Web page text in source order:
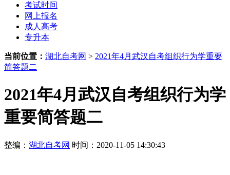
考试时间
网上报名
成人高考
专升本
当前位置： 湖北自考网 > 2021年4月武汉自考组织行为学重要
简答题二
2021年4月武汉自考组织行为学
重要简答题二
整编： 湖北自考网 时间：2020-11-05 14:30:43